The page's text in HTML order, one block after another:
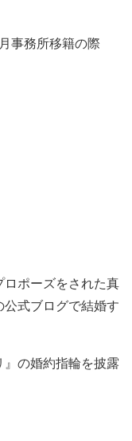
事務所移籍の際
ロポーズをされた真
式ブログで結婚す
の婚約指輪を披露